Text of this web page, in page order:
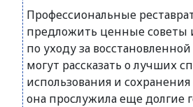
Профессиональные
предложить ценные советы
по уходу за
могут рассказать о лучших
использования и
она прослужила еще долгие